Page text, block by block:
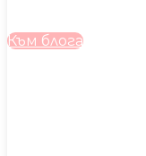
Към блога